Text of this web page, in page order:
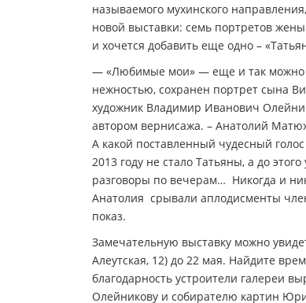
называемого мухинского
новой выставки: семь портретов
и хочется добавить еще одно –
— «Любимые мои» — еще и так можно
нежностью, сохранен портрет сына
художник Владимир Иванович
автором вернисажа. – Анатолий
А какой поставленный чудесный
2013 году не стало Татьяны, а до
разговоры по вечерам… Никогда и
Анатолия срывали аплодисменты
показ.
Замечательную выставку можно
Алеутская, 12) до 22 мая. Найдите
благодарность устроители галереи
Олейникову и собирателю картин